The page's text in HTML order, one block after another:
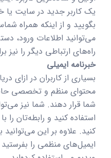
یک کاربر جدید در سایت یا
بگویید و از اینکه همراه
می‌توانید اطلاعات
راه‌های ارتباطی دیگر را نیز
خبرنامه ایمیلی
بسیاری از کاربران در ازای
محتوای منظم و تخصصی
شما قرار دهند. شما نیز
استفاده کنید و رابطه‌تان را
کنید. علاوه بر این
ایمیل‌های منظمی را